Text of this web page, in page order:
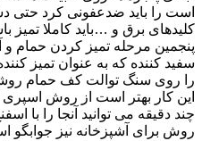
است را باید ضدعفونی کرد حتی
کلیدهای برق و …باید کاملا تمیز
پنجمین مرحله تمیز کردن حمام و
سفید کننده که به عنوان تمیز
را روی سنگ توالت کف حمام
این کار بهتر است از روش اسپری
چند دقیقه می توانید آنجا را با
روش برای آشپزخانه نیز